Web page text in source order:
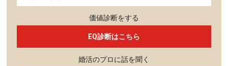
価値診断をする
EQ診断はこちら
婚活のプロに話を聞く